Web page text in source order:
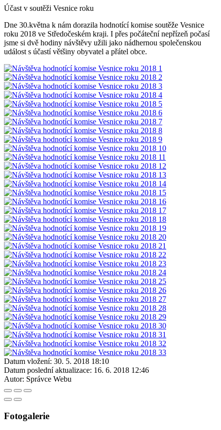
Účast v soutěži Vesnice roku
Dne 30.května k nám dorazila hodnotící komise soutěže Vesnice
roku 2018 ve Středočeském kraji. I přes počáteční nepřízeň počasí
jsme si dvě hodiny návštěvy užili jako nádhernou společenskou
událost s účastí většiny obyvatel a přátel obce.
Datum vložení: 30. 5. 2018 18:10
Datum poslední aktualizace: 16. 6. 2018 12:46
Autor: Správce Webu
Fotogalerie